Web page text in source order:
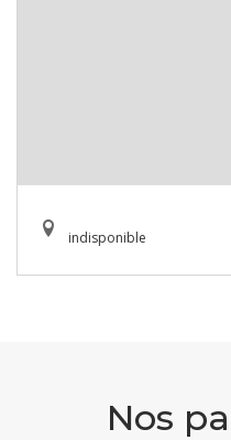
indisponible
Nos